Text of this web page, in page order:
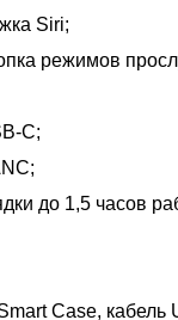
Siri;
режимов
C;
до 1,5 часов
Case, кабель